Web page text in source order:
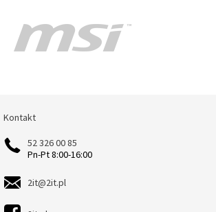
Kontakt
Kontakt
52 326 00 85
Pn-Pt 8:00-16:00
2it@2it.pl